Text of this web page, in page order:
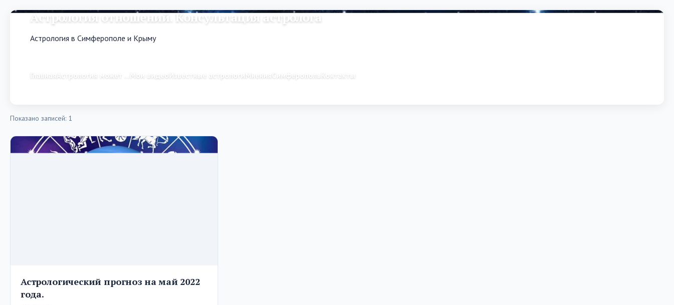
Астрология отношений. Консультация астролога
Астрология в Симферополе и Крыму
ГлавнаяАстрология может … Мои видео Известные астрологиМнения Симферополь Контакты
Показано записей: 1
Астрологический прогноз на май 2022
года.